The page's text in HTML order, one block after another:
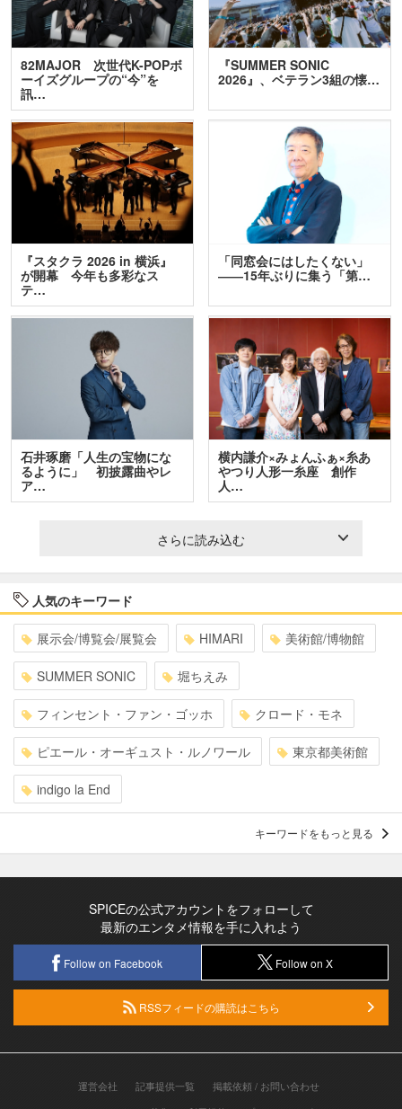
82MAJOR 次世代K-POPボ
ーイズグループの“今”を
訊…
『SUMMER SONIC
2026』、ベテラン3組の懐…
『スタクラ 2026 in 横浜』
が開幕 今年も多彩なス
テ…
「同窓会にはしたくない」
――15年ぶりに集う「第…
石井琢磨「人生の宝物にな
るように」 初披露曲やレ
ア…
横内謙介×みょんふぁ×糸あ
やつり人形一糸座 創作
人…
さらに読み込む
人気のキーワード
展示会/博覧会/展覧会 HIMARI 美術館/博物館
SUMMER SONIC 堀ちえみ
フィンセント・ファン・ゴッホ クロード・モネ
ピエール・オーギュスト・ルノワール 東京都美術館
indigo la End
キーワードをもっと見る
SPICEの公式アカウントをフォローして
最新のエンタメ情報を手に入れよう
Follow on Facebook Follow on X
RSSフィードの購読はこちら
運営会社 記事提供一覧
掲載依頼 / お問い合わせ